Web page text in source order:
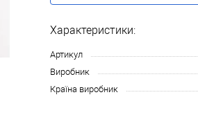
Характеристики:
Артикул
Виробник
Країна виробник